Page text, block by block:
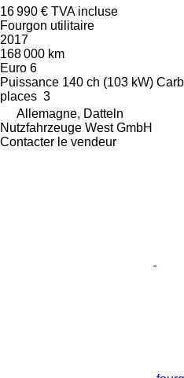
16 990 € TVA incluse
Fourgon utilitaire
2017
168 000 km
Euro 6
Puissance 140 ch (103 kW)
places 3
Allemagne, Datteln
Nutzfahrzeuge West GmbH
Contacter le vendeur